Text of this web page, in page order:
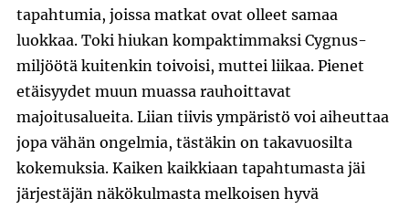
tapahtumia, joissa matkat ovat olleet samaa
luokkaa. Toki hiukan kompaktimmaksi Cygnus-
miljöötä kuitenkin toivoisi, muttei liikaa. Pienet
etäisyydet muun muassa rauhoittavat
majoitusalueita. Liian tiivis ympäristö voi aiheuttaa
jopa vähän ongelmia, tästäkin on takavuosilta
kokemuksia. Kaiken kaikkiaan tapahtumasta jäi
järjestäjän näkökulmasta melkoisen hyvä